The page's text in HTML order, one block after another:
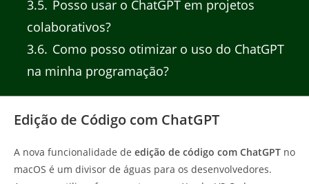
3.5 Posso usar o ChatGPT em projetos
colaborativos?
3.6 Como posso otimizar o uso do ChatGPT
na minha programação?
Edição de Código com ChatGPT
A nova funcionalidade de edição de código com ChatGPT no
macOS é um divisor de águas para os desenvolvedores.